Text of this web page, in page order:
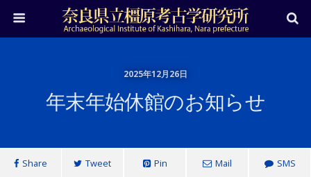
2025年12月26日
年末年始休館のお知らせ
Share Tweet Pin Mail SMS